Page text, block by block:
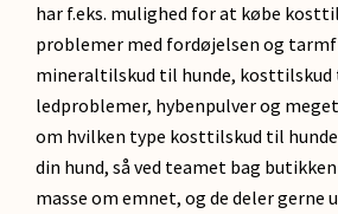
har f.eks. mulighed for at købe
problemer med fordøjelsen og
mineraltilskud til hunde, kosttilskud
ledproblemer, hybenpulver og
om hvilken type kosttilskud til
din hund, så ved teamet bag
masse om emnet, og de deler gerne